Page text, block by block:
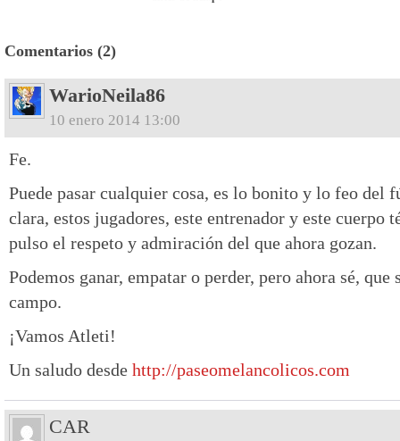
Comentarios (2)
WarioNeila86
10 enero 2014 13:00
Fe.
Puede pasar cualquier cosa, es lo bonito y lo feo del
clara, estos jugadores, este entrenador y este cuerpo
pulso el respeto y admiración del que ahora gozan.
Podemos ganar, empatar o perder, pero ahora sé,
campo.
¡Vamos Atleti!
Un saludo desde http://paseomelancolicos.com
CAR